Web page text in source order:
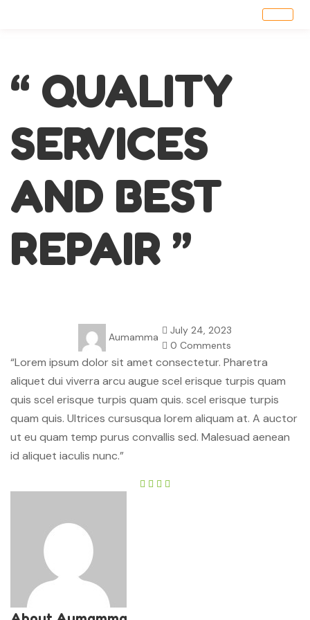
“ QUALITY
SERVICES
AND BEST
REPAIR ”
Aumamma
July 24, 2023
0 Comments
“Lorem ipsum dolor sit amet consectetur. Pharetra
aliquet dui viverra arcu augue scel erisque turpis quam
quis scel erisque turpis quam quis. scel erisque turpis
quam quis. Ultrices cursusqua lorem aliquam at. A auctor
ut eu quam temp purus convallis sed. Malesuad aenean
id aliquet iaculis nunc.”